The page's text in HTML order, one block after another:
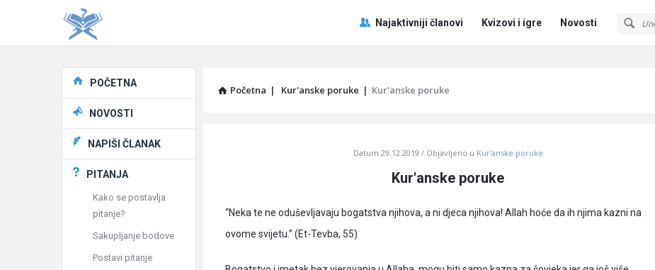
Pitaj
Učene
Navigacija
Najaktivniji članovi Kvizovi i igre Novosti
Početna | Kur'anske poruke | Kur'anske poruke
Latest
Datum 29.12.2019 Objavljeno u Kur'anske poruke
Kur'anske poruke
“Neka te ne oduševljavaju bogatstva njihova, a ni djeca njihova! Allah hoće da ih njima kazni na
ovome svijetu.” (Et-Tevba, 55)
Explore
POČETNA
NOVOSTI
NAPIŠI ČLANAK
PITANJA
Kako se postavlja
pitanje?
Sakupljanje bodove
Postavi pitanje